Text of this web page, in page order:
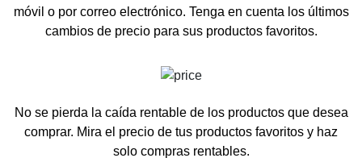
móvil o por correo electrónico. Tenga en cuenta los últimos
cambios de precio para sus productos favoritos.
No se pierda la caída rentable de los productos que desea
comprar. Mira el precio de tus productos favoritos y haz
solo compras rentables.